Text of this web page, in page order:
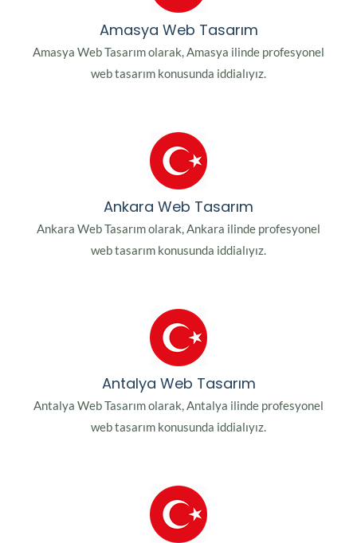
Amasya Web Tasarım
Amasya Web Tasarım olarak, Amasya ilinde profesyonel
web tasarım konusunda iddialıyız.
Ankara Web Tasarım
Ankara Web Tasarım olarak, Ankara ilinde profesyonel
web tasarım konusunda iddialıyız.
Antalya Web Tasarım
Antalya Web Tasarım olarak, Antalya ilinde profesyonel
web tasarım konusunda iddialıyız.